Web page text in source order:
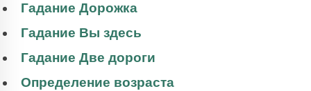
Гадание Дорожка
Гадание Вы здесь
Гадание Две дороги
Определение возраста